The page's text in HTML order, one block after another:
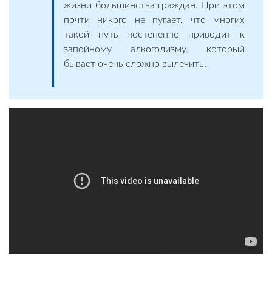
жизни большинства граждан. При этом
почти никого не пугает, что многих
такой путь постепенно приводит к
запойному алкоголизму, который
бывает очень сложно вылечить.